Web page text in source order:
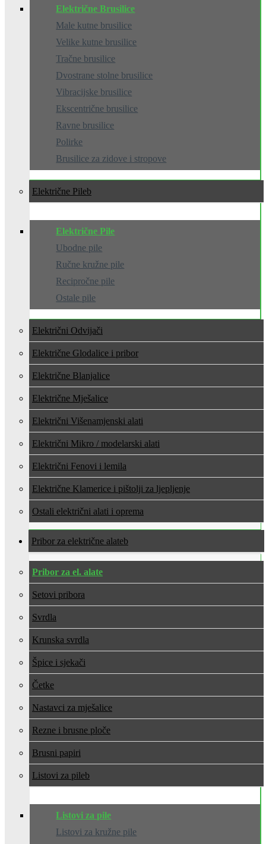
Električne Brusilice
Male kutne brusilice
Velike kutne brusilice
Tračne brusilice
Dvostrane stolne brusilice
Vibracijske brusilice
Ekscentrične brusilice
Ravne brusilice
Polirke
Brusilice za zidove i stropove
Električne Pile
Električne Pile
Ubodne pile
Ručne kružne pile
Recipročne pile
Ostale pile
Električni Odvijači
Električne Glodalice i pribor
Električne Blanjalice
Električne Mješalice
Električni Višenamjenski alati
Električni Mikro / modelarski alati
Električni Fenovi i lemila
Električne Klamerice i pištolji za ljepljenje
Ostali električni alati i oprema
Pribor za električne alate
Pribor za el. alate
Setovi pribora
Svrdla
Krunska svrdla
Špice i sjekači
Četke
Nastavci za mješalice
Rezne i brusne ploče
Brusni papiri
Listovi za pile
Listovi za pile
Listovi za kružne pile